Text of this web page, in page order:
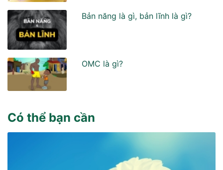
Bản năng là gì, bản lĩnh là gì?
OMC là gì?
Có thể bạn cần